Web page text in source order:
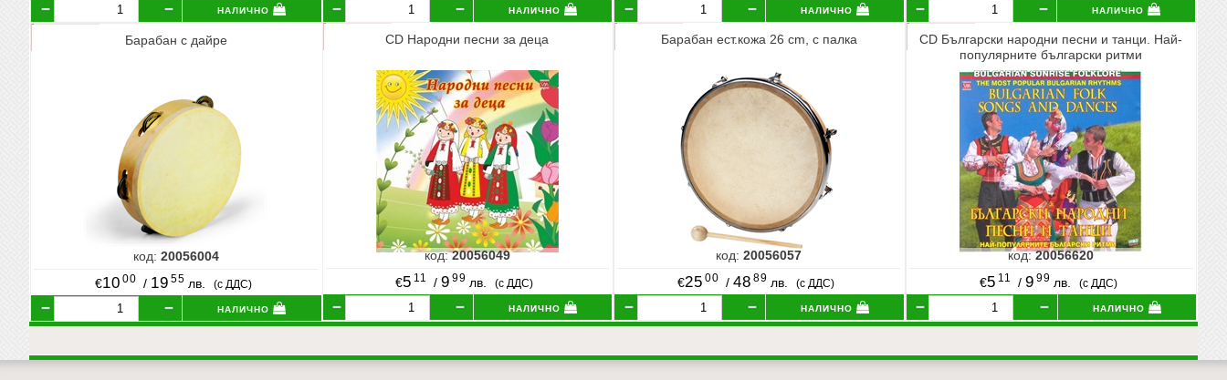
налично налично налично налично
Барабан с дайре
код: 20056004
€10 00 / 19 55 лв. (с ДДС)
налично
CD Народни песни за деца
код:20056049
€5 11 /9 99 лв. (с ДДС)
налично
Барабан ест.кожа 26 cm, с палка
код:20056057
€25 00 /48 89 лв. (с ДДС)
налично
CD Български народни песни и танци. Най-
популярните български ритми
код:20056620
€5 11 / 9 99 лв. (с ДДС)
налично